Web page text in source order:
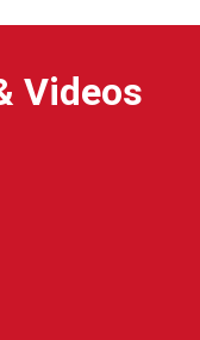
Videos